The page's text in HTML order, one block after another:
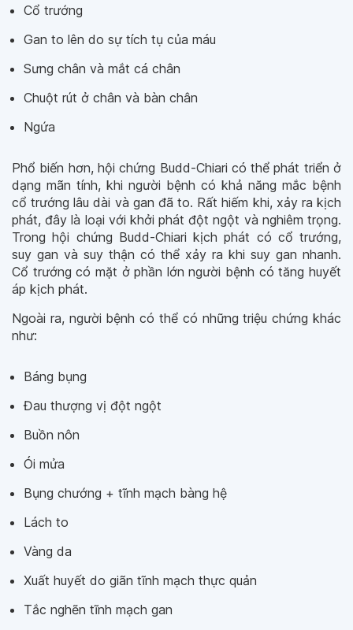
Cổ trướng
Gan to lên do sự tích tụ của máu
Sưng chân và mắt cá chân
Chuột rút ở chân và bàn chân
Ngứa
Phổ biến hơn, hội chứng Budd-Chiari có thể phát triển ở
dạng mãn tính, khi người bệnh có khả năng mắc bệnh
cổ trướng lâu dài và gan đã to. Rất hiếm khi, xảy ra kịch
phát, đây là loại với khởi phát đột ngột và nghiêm trọng.
Trong hội chứng Budd-Chiari kịch phát có cổ trướng,
suy gan và suy thận có thể xảy ra khi suy gan nhanh.
Cổ trướng có mặt ở phần lớn người bệnh có tăng huyết
áp kịch phát.
Ngoài ra, người bệnh có thể có những triệu chứng khác
như:
Báng bụng
Đau thượng vị đột ngột
Buồn nôn
Ói mửa
Bụng chướng + tĩnh mạch bàng hệ
Lách to
Vàng da
Xuất huyết do giãn tĩnh mạch thực quản
Tắc nghẽn tĩnh mạch gan